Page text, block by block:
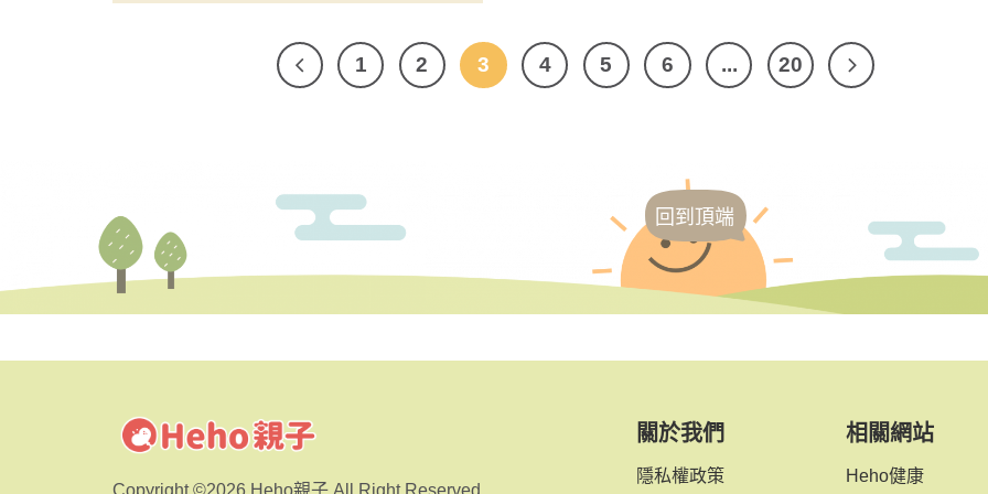
1 2 3 4 5 6 ... 20
回到頂端
Copyright ©2026 Heho親子 All Right Reserved.
關於我們
隱私權政策
相關網站
Heho健康